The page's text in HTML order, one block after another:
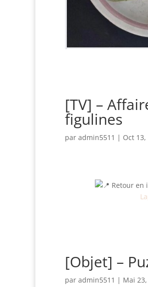
[TV] –
figulines
par admin5511 | Oct 13,
Retour en
[Objet] –
par admin5511 | Mai